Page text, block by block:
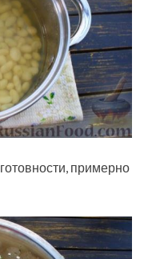
примерно